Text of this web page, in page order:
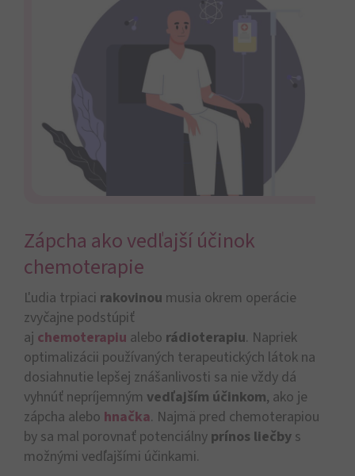
Zápcha ako vedľajší účinok
chemoterapie
Ľudia trpiaci rakovinou musia okrem operácie
zvyčajne podstúpiť
aj chemoterapiu alebo rádioterapiu. Napriek
optimalizácii používaných terapeutických látok na
dosiahnutie lepšej znášanlivosti sa nie vždy dá
vyhnúť nepríjemným vedľajším účinkom, ako je
zápcha alebo hnačka. Najmä pred chemoterapiou
by sa mal porovnať potenciálny prínos liečby s
možnými vedľajšími účinkami.